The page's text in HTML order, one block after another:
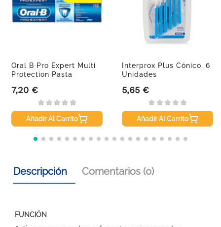
Oral B Pro Expert Multi
Protection Pasta
Precio
7,20 €
Añadir Al Carrito
Interprox Plus Cónico. 6
Unidades
Precio
5,65 €
Añadir Al Carrito
Descripción Comentarios (0)
FUNCIÓN